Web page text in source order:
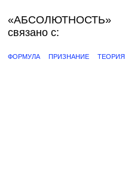
«АБСОЛЮТНОСТЬ»
связано с:
ФОРМУЛА ПРИЗНАНИЕ ТЕОРИЯ